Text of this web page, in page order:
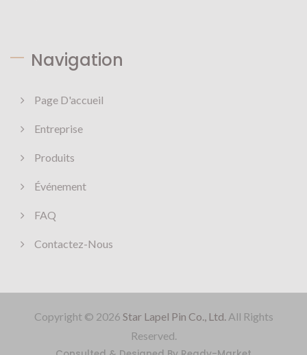
Navigation
Page D'accueil
Entreprise
Produits
Événement
FAQ
Contactez-Nous
Copyright © 2026 Star Lapel Pin Co., Ltd. All Rights
Reserved.